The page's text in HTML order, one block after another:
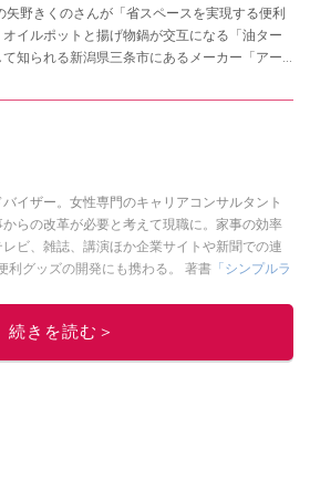
野きくのさんが「省スペースを実現する便利
イルポットと揚げ物鍋が交互になる「油ター
知られる新潟県三条市にあるメーカー「アー
イザー。女性専門のキャリアコンサルタント
らの改革が必要と考えて現職に。家事の効率
ビ、雑誌、講演ほか企業サイトや新聞での連
利グッズの開発にも携わる。 著書 「シンプルラ
このイチオシストの他の記事を読む
続きを読む＞